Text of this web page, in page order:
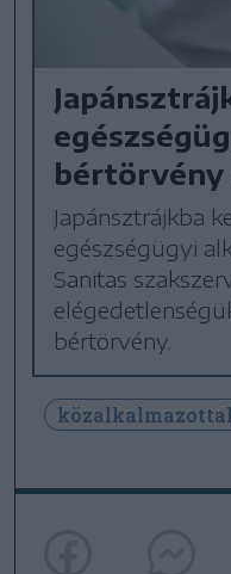
Japánsztrájkba
egészségügyi
Sanitas
bértörvény.